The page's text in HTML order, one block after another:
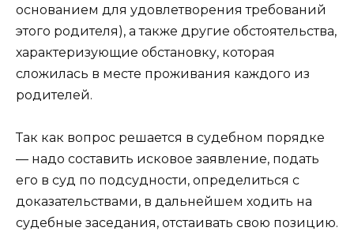
основанием для удовлетворения требований
этого родителя), а также другие обстоятельства,
характеризующие обстановку, которая
сложилась в месте проживания каждого из
родителей.
Так как вопрос решается в судебном порядке
— надо составить исковое заявление, подать
его в суд по подсудности, определиться с
доказательствами, в дальнейшем ходить на
судебные заседания, отстаивать свою позицию.